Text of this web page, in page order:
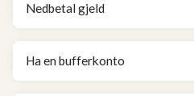
Nedbetal gjeld
Ha en bufferkonto